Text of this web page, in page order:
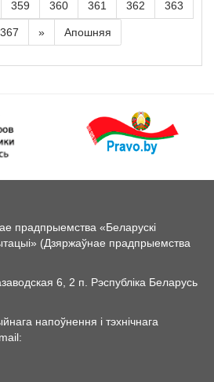
359 360 361 362 363
367 » Апошняя
прадпрыемства «Беларускі
(Дзяржаўнае прадпрыемства
6, 2 п. Рэспубліка Беларусь
напоўнення і тэхнічнага